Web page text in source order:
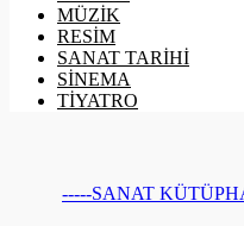
MÜZİK
RESİM
SANAT TARİHİ
SİNEMA
TİYATRO
-----SANAT